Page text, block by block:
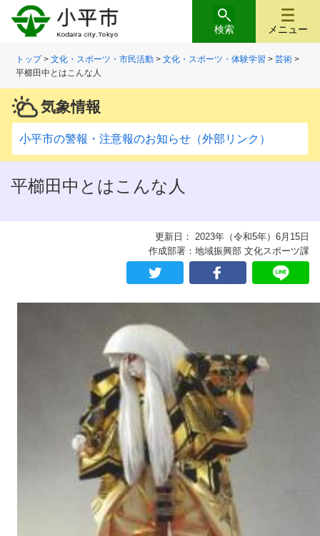
メニュー
検索
トップ>文化・スポーツ・市民活動 >文化・スポーツ・体験学習 >芸術 >
平櫛田中とはこんな人
気象情報
小平市の警報・注意報のお知らせ（外部リンク）
平櫛田中とはこんな人
更新日： 2023年（令和5年）6月15日
作成部署：地域振興部 文化スポーツ課